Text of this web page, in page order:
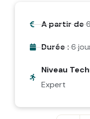
A partir de
Durée :6
Niveau
Expert